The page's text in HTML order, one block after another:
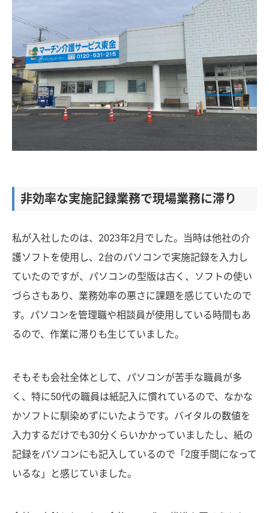
非効率な実施記録業務で現場業務に滞り
私が入社したのは、2023年2月でした。当時は他社の介
護ソフトを使用し、2台のパソコンで実施記録を入力し
ていたのですが、パソコンの型版は古く、ソフトの使い
づらさもあり、業務効率の悪さに課題を感じていたので
す。パソコンを管理職や相談員が使用している時間もあ
るので、作業に滞りも生じていました。
そもそも会社全体として、パソコンが苦手な職員が多
く、特に50代の職員は紙記入に慣れているので、なかな
かソフトに馴染めずにいたようです。バイタルの数値を
入力するだけでも30分くらいかかっていましたし、紙の
記録をパソコンにも記入しているので「2度手間になって
いるな」と感じていました。